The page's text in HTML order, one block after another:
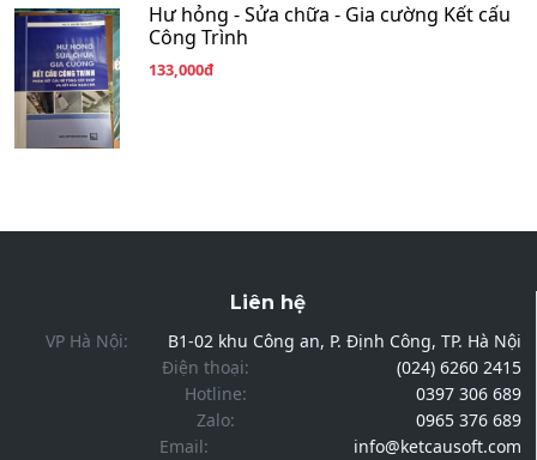
Hư hỏng - Sửa chữa - Gia cường Kết cấu
Công Trình
133,000đ
Liên hệ
VP Hà Nội:
B1-02 khu Công an, P. Định Công, TP. Hà Nội
Điện thoại:
(024) 6260 2415
Hotline:
0397 306 689
Zalo:
0965 376 689
Email:
info@ketcausoft.com